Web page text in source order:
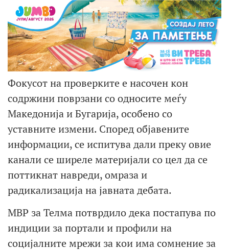
Фокусот на проверките е насочен кон
содржини поврзани со односите меѓу
Македонија и Бугарија, особено со
уставните измени. Според објавените
информации, се испитува дали преку овие
канали се ширеле материјали со цел да се
поттикнат навреди, омраза и
радикализација на јавната дебата.
МВР за Телма потврдило дека постапува по
индиции за портали и профили на
социјалните мрежи за кои има сомнение за